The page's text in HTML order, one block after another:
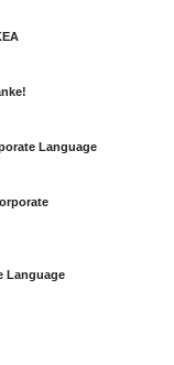
Language
Language